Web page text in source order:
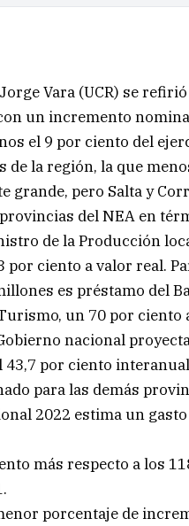
Vara (UCR) se
un incremento
el 9 por ciento del
de la región, la que
pero Salta y
del NEA en
de la Producción
ciento a valor real.
es préstamo del
un 70 por ciento
nacional
por ciento
para las demás
2022 estima un
más respecto a los
porcentaje de